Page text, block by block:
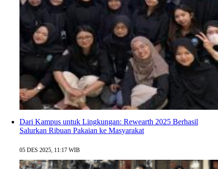
Dari Kampus untuk Lingkungan: Rewearth 2025 Berhasil
Salurkan Ribuan Pakaian ke Masyarakat
05 DES 2025, 11:17 WIB